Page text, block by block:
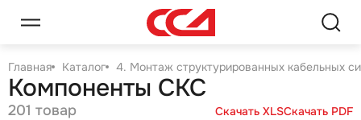
Главная Каталог 4. Монтаж структурированных кабельных
Компоненты СКС
201 товар Скачать XLSСкачать PDF